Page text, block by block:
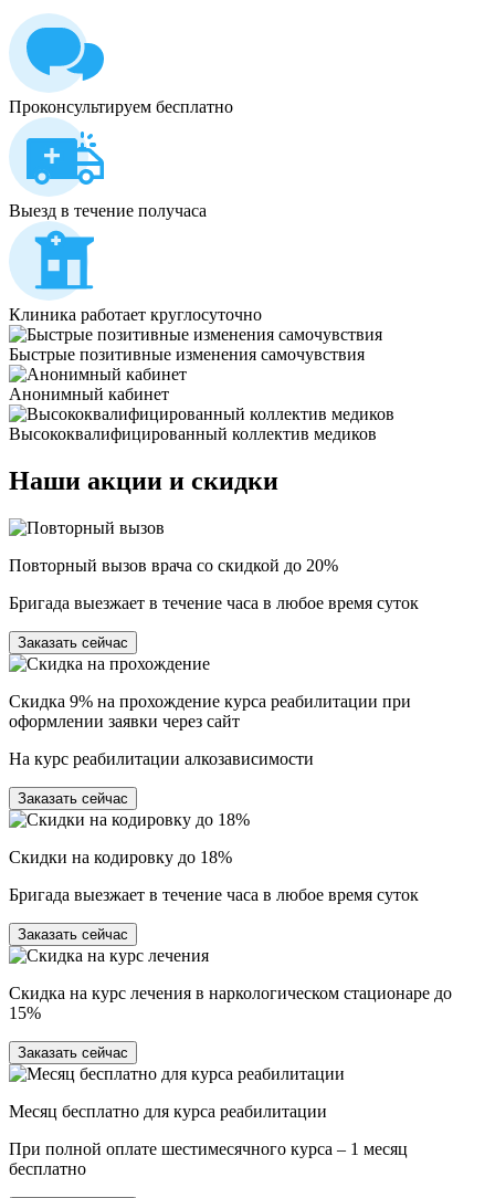
Проконсультируем бесплатно
Выезд в течение получаса
Клиника работает круглосуточно
Быстрые позитивные изменения самочувствия
Анонимный кабинет
Высококвалифицированный коллектив медиков
Наши акции и скидки
Повторный вызов врача со скидкой до 20%
Бригада выезжает в течение часа в любое время суток
Заказать сейчас
Скидка 9% на прохождение курса реабилитации при
оформлении заявки через сайт
На курс реабилитации алкозависимости
Заказать сейчас
Скидки на кодировку до 18%
Бригада выезжает в течение часа в любое время суток
Заказать сейчас
Скидка на курс лечения в наркологическом стационаре до
15%
Заказать сейчас
Месяц бесплатно для курса реабилитации
При полной оплате шестимесячного курса – 1 месяц
бесплатно